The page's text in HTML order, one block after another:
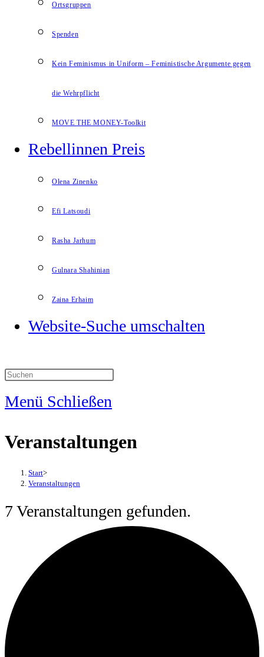
Ortsgruppen
Spenden
Kein Feminismus in Uniform – Feministische Argumente gegen
die Wehrpflicht
MOVE THE MONEY-Toolkit
Rebellinnen Preis
Olena Zinenko
Efi Latsoudi
Rasha Jarhum
Gulnara Shahinian
Zaina Erhaim
Website-Suche umschalten
Menü Schließen
Veranstaltungen
Start>
Veranstaltungen
7 Veranstaltungen gefunden.